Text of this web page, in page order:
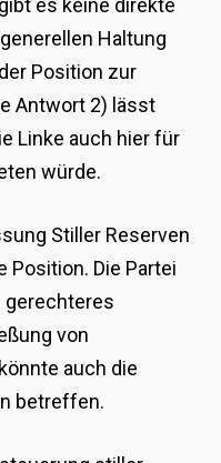
es keine direkte
Haltung
Position zur
Antwort 2) lässt
Linke auch hier für
würde.
Stiller Reserven
Die Partei
gerechteres
von
auch die
betreffen.